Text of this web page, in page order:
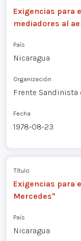
Exigencias para
mediadores al
País
Nicaragua
Organización
Frente Sandinista
Fecha
1978-08-23
Título
Exigencias para
Mercedes"
País
Nicaragua